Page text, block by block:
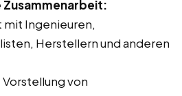
Ingenieuren,
Herstellern und anderen
Vorstellung von